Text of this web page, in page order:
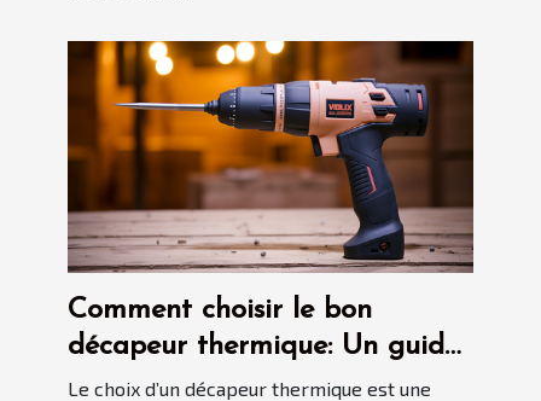
Comment choisir le bon
décapeur thermique: Un guide
détaillé
Le choix d’un décapeur thermique est une